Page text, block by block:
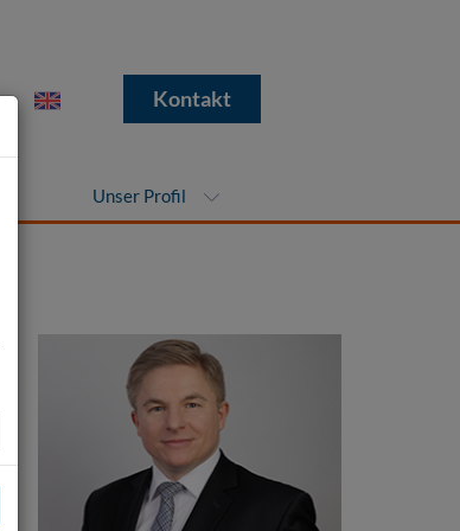
Kontakt
Unser Profil